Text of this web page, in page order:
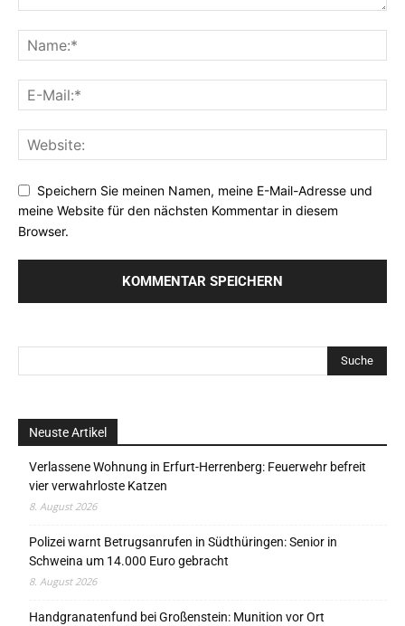
Speichern Sie meinen Namen, meine E-Mail-Adresse und
meine Website für den nächsten Kommentar in diesem
Browser.
Neuste Artikel
Verlassene Wohnung in Erfurt-Herrenberg: Feuerwehr befreit
vier verwahrloste Katzen
8. August 2026
Polizei warnt Betrugsanrufen in Südthüringen: Senior in
Schweina um 14.000 Euro gebracht
8. August 2026
Handgranatenfund bei Großenstein: Munition vor Ort